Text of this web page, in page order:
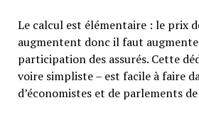
Le calcul est élémentaire : le prix
augmentent donc il faut
participation des assurés. Cette
voire simpliste – est facile à faire
d’économistes et de parlements